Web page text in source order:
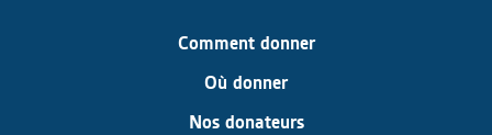
Comment donner
Où donner
Nos donateurs